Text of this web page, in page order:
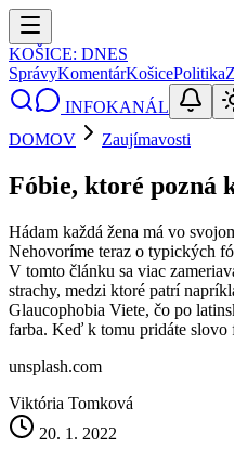
KOŠICE: DNES
SprávyKomentárKošicePolitika
INFOKANÁL
DOMOV
Zaujímavosti
Fóbie, ktoré pozná
Hádam každá žena má vo
Nehovoríme teraz o typických
V tomto článku sa viac
strachy, medzi ktoré patrí
Glaucophobia Viete, čo po
farba. Keď k tomu pridáte slovo
unsplash.com
Viktória Tomková
20. 1. 2022